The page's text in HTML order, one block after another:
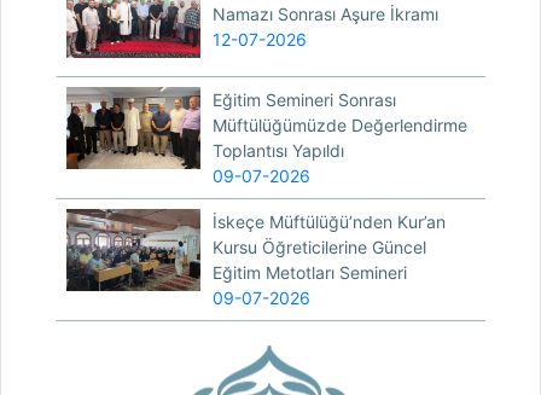
Namazı Sonrası Aşure İkramı
12-07-2026
Eğitim Semineri Sonrası
Müftülüğümüzde Değerlendirme
Toplantısı Yapıldı
09-07-2026
İskeçe Müftülüğü’nden Kur’an
Kursu Öğreticilerine Güncel
Eğitim Metotları Semineri
09-07-2026